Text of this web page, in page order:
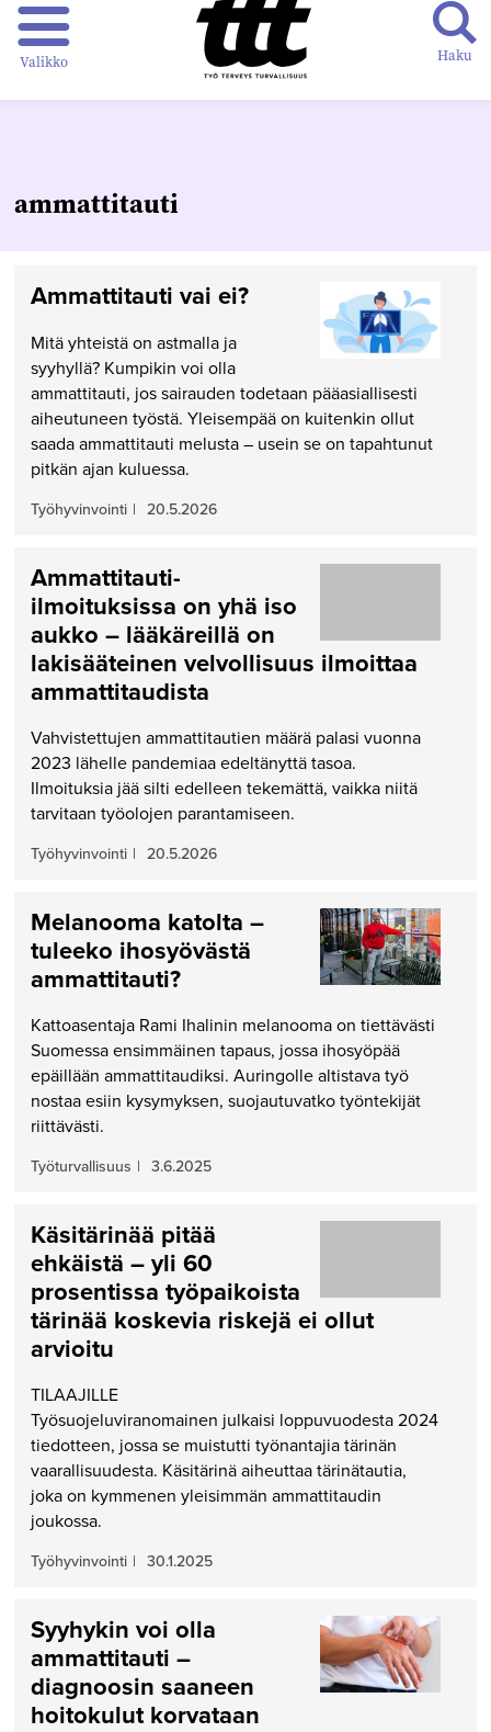
Valikko Haku
ammattitauti
Ammattitauti vai ei?
Mitä yhteistä on astmalla ja
syyhyllä? Kumpikin voi olla
ammattitauti, jos sairauden todetaan pääasiallisesti
aiheutuneen työstä. Yleisempää on kuitenkin ollut
saada ammattitauti melusta – usein se on tapahtunut
pitkän ajan kuluessa.
Työhyvinvointi | 20.5.2026
Ammattitauti-
ilmoituksissa on yhä iso
aukko – lääkäreillä on
lakisääteinen velvollisuus ilmoittaa
ammattitaudista
Vahvistettujen ammattitautien määrä palasi vuonna
2023 lähelle pandemiaa edeltänyttä tasoa.
Ilmoituksia jää silti edelleen tekemättä, vaikka niitä
tarvitaan työolojen parantamiseen.
Työhyvinvointi | 20.5.2026
Melanooma katolta –
tuleeko ihosyövästä
ammattitauti?
Kattoasentaja Rami Ihalinin melanooma on tiettävästi
Suomessa ensimmäinen tapaus, jossa ihosyöpää
epäillään ammattitaudiksi. Auringolle altistava työ
nostaa esiin kysymyksen, suojautuvatko työntekijät
riittävästi.
Työturvallisuus | 3.6.2025
Käsitärinää pitää
ehkäistä – yli 60
prosentissa työpaikoista
tärinää koskevia riskejä ei ollut
arvioitu
TILAAJILLE
Työsuojeluviranomainen julkaisi loppuvuodesta 2024
tiedotteen, jossa se muistutti työnantajia tärinän
vaarallisuudesta. Käsitärinä aiheuttaa tärinätautia,
joka on kymmenen yleisimmän ammattitaudin
joukossa.
Työhyvinvointi | 30.1.2025
Syyhykin voi olla
ammattitauti –
diagnoosin saaneen
hoitokulut korvataan